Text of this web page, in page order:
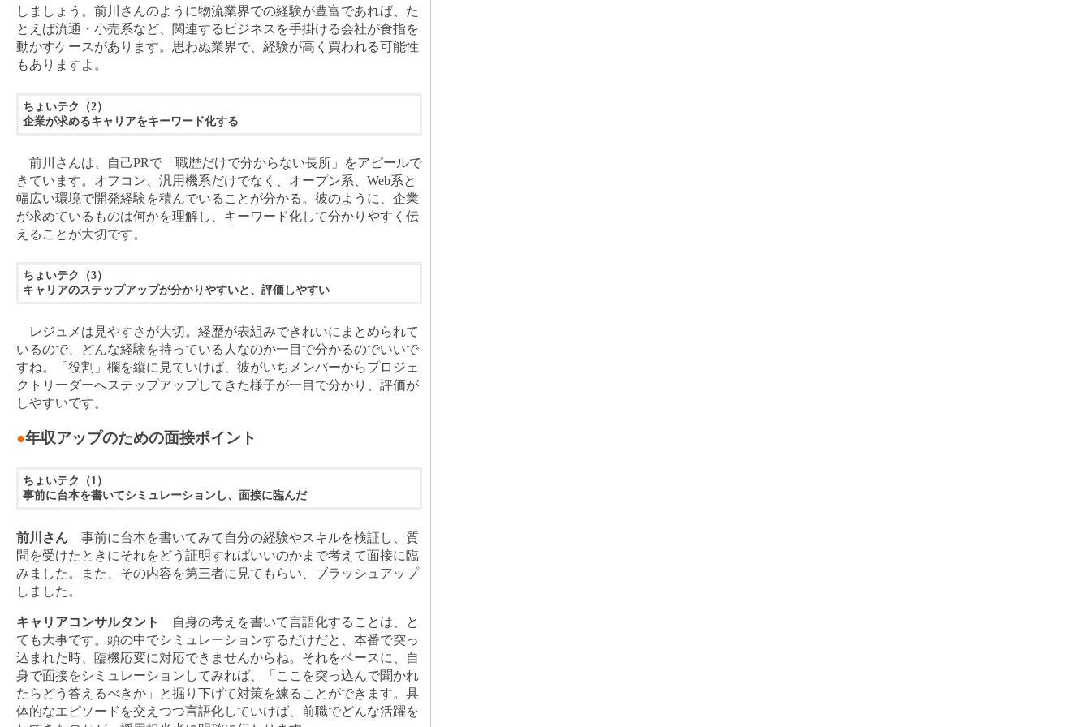
しましょう。前川さんのように物流業界での経験が豊富であれば、た
とえば流通・小売系など、関連するビジネスを手掛ける会社が食指を
動かすケースがあります。思わぬ業界で、経験が高く買われる可能性
もありますよ。
ちょいテク（2）
企業が求めるキャリアをキーワード化する
前川さんは、自己PRで「職歴だけで分からない長所」をアピールで
きています。オフコン、汎用機系だけでなく、オープン系、Web系と
幅広い環境で開発経験を積んでいることが分かる。彼のように、企業
が求めているものは何かを理解し、キーワード化して分かりやすく伝
えることが大切です。
ちょいテク（3）
キャリアのステップアップが分かりやすいと、評価しやすい
レジュメは見やすさが大切。経歴が表組みできれいにまとめられて
いるので、どんな経験を持っている人なのか一目で分かるのでいいで
すね。「役割」欄を縦に見ていけば、彼がいちメンバーからプロジェ
クトリーダーへステップアップしてきた様子が一目で分かり、評価が
しやすいです。
●年収アップのための面接ポイント
ちょいテク（1）
事前に台本を書いてシミュレーションし、面接に臨んだ
前川さん 事前に台本を書いてみて自分の経験やスキルを検証し、質
問を受けたときにそれをどう証明すればいいのかまで考えて面接に臨
みました。また、その内容を第三者に見てもらい、ブラッシュアップ
しました。
キャリアコンサルタント
自身の考えを書いて言語化することは、と
ても大事です。頭の中でシミュレーションするだけだと、本番で突っ
込まれた時、臨機応変に対応できませんからね。それをベースに、自
身で面接をシミュレーションしてみれば、「ここを突っ込んで聞かれ
たらどう答えるべきか」と掘り下げて対策を練ることができます。具
体的なエピソードを交えつつ言語化していけば、前職でどんな活躍を